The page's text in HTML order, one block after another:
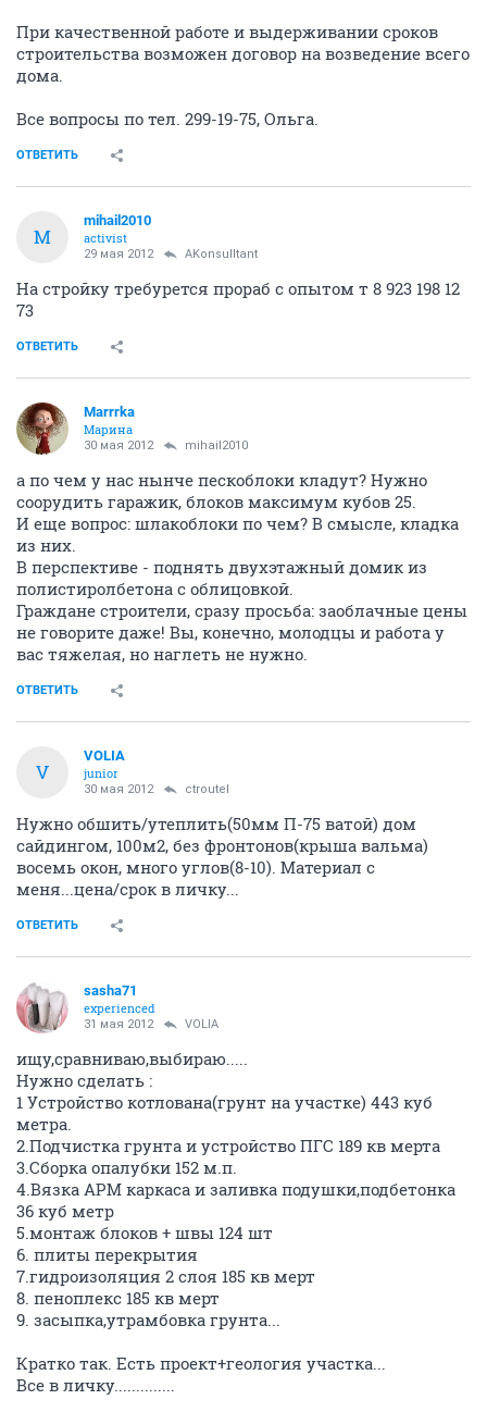
При качественной работе и выдерживании сроков
строительства возможен договор на возведение всего
дома.
Все вопросы по тел. 299-19-75, Ольга.
ОТВЕТИТЬ
M
mihail2010
activist
29 мая 2012 AKonsulltant
На стройку требурется прораб с опытом т 8 923 198 12
73
ОТВЕТИТЬ
Marrrka
Марина
30 мая 2012 mihail2010
а по чем у нас нынче пескоблоки кладут? Нужно
соорудить гаражик, блоков максимум кубов 25.
И еще вопрос: шлакоблоки по чем? В смысле, кладка
из них.
В перспективе - поднять двухэтажный домик из
полистиролбетона с облицовкой.
Граждане строители, сразу просьба: заоблачные цены
не говорите даже! Вы, конечно, молодцы и работа у
вас тяжелая, но наглеть не нужно.
ОТВЕТИТЬ
V
VOLIA
junior
30 мая 2012 ctroutel
Нужно обшить/утеплить(50мм П-75 ватой) дом
сайдингом, 100м2, без фронтонов(крыша вальма)
восемь окон, много углов(8-10). Материал с
меня...цена/срок в личку...
ОТВЕТИТЬ
sasha71
experienced
31 мая 2012 VOLIA
ищу,сравниваю,выбираю.....
Нужно сделать :
1 Устройство котлована(грунт на участке) 443 куб
метра.
2.Подчистка грунта и устройство ПГС 189 кв мерта
3.Сборка опалубки 152 м.п.
4.Вязка АРМ каркаса и заливка подушки,подбетонка
36 куб метр
5.монтаж блоков + швы 124 шт
6. плиты перекрытия
7.гидроизоляция 2 слоя 185 кв мерт
8. пеноплекс 185 кв мерт
9. засыпка,утрамбовка грунта...
Кратко так. Есть проект+геология участка...
Все в личку..............